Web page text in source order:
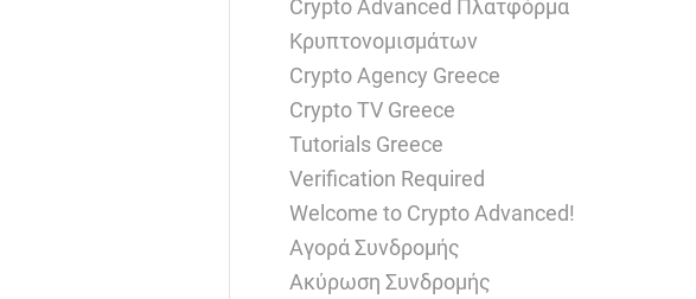
Crypto Advanced Πλατφόρμα
Κρυπτονομισμάτων
Crypto Agency Greece
Crypto TV Greece
Tutorials Greece
Verification Required
Welcome to Crypto Advanced!
Αγορά Συνδρομής
Ακύρωση Συνδρομής